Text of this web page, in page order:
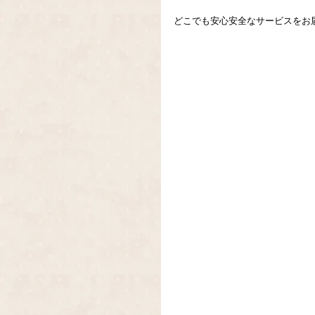
どこでも安心安全なサービスをお